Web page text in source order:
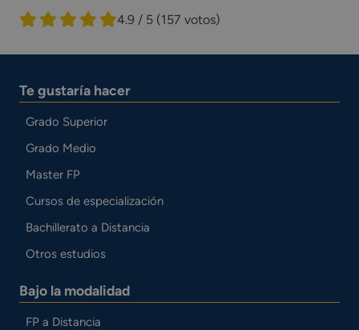
4.9 / 5 (157 votos)
Te gustaría hacer
Grado Superior
Grado Medio
Master FP
Cursos de especialización
Bachillerato a Distancia
Otros estudios
Bajo la modalidad
FP a Distancia